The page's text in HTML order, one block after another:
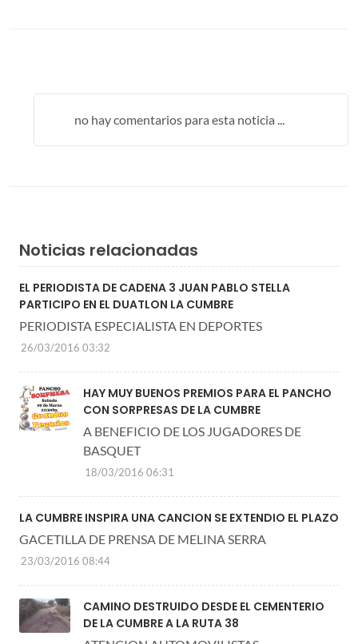
no hay comentarios para esta noticia ...
Noticias relacionadas
EL PERIODISTA DE CADENA 3 JUAN PABLO STELLA
PARTICIPO EN EL DUATLON LA CUMBRE
PERIODISTA ESPECIALISTA EN DEPORTES
26/03/2016 03:32
HAY MUY BUENOS PREMIOS PARA EL PANCHO
CON SORPRESAS DE LA CUMBRE
A BENEFICIO DE LOS JUGADORES DE
BASQUET
18/03/2016 06:31
LA CUMBRE INSPIRA UNA CANCION SE EXTENDIO EL PLAZO
GACETILLA DE PRENSA DE MELINA SERRA
23/03/2016 08:44
CAMINO DESTRUIDO DESDE EL CEMENTERIO
DE LA CUMBRE A LA RUTA 38